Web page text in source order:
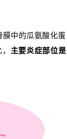
中的瓜氨酸化蛋
主要炎症部位是